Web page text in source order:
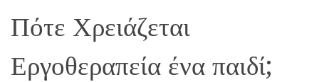
Πότε Χρειάζεται
Εργοθεραπεία ένα παιδί;